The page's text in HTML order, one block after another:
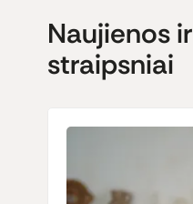
Naujienos ir
straipsniai